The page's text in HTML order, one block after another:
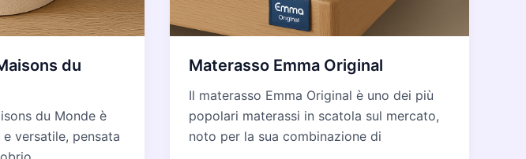
du
du Monde è
versatile, pensata
Materasso Emma Original
Il materasso Emma Original è uno dei più
popolari materassi in scatola sul mercato,
noto per la sua combinazione di